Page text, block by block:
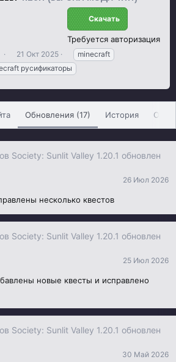
Скачать
Требуется авторизация
Д
а
т
д
а
н
21 Окт 2025
Т
е
г
minecraft
русификаторы
Обновления (17) История
Society: Sunlit Valley 1.20.1 обновлен
26 Июл 2026
несколько квестов
Society: Sunlit Valley 1.20.1 обновлен
25 Июл 2026
новые квесты и исправлено
Society: Sunlit Valley 1.20.1 обновлен
30 Май 2026